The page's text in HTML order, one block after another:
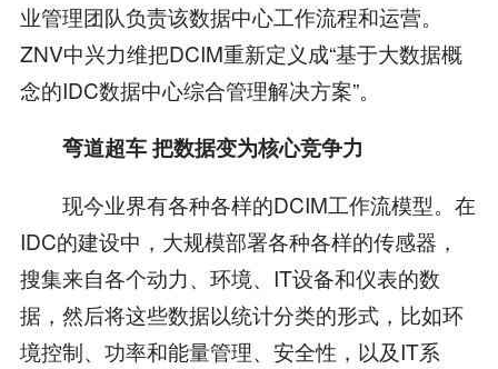
业管理团队负责该数据中心工作流程和运营。
ZNV中兴力维把DCIM重新定义成“基于大数据概
念的IDC数据中心综合管理解决方案”。
弯道超车 把数据变为核心竞争力
现今业界有各种各样的DCIM工作流模型。在
IDC的建设中，大规模部署各种各样的传感器，
搜集来自各个动力、环境、IT设备和仪表的数
据，然后将这些数据以统计分类的形式，比如环
境控制、功率和能量管理、安全性，以及IT系